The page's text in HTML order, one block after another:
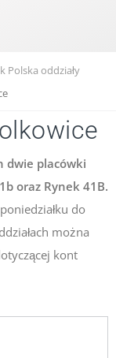
Polska oddziały
dwie placówki
oraz Rynek 41B.
do
można
kont